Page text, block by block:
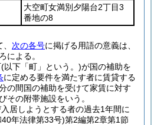
大空町女満別夕陽台2丁目3
番地の8
次の各号に掲げる用語の意義は、
による。
(以下「町」という。)が国の補助を
に定める要件を満たす者に賃貸する
の間国の補助を受けて家賃に対す
その附帯施設をいう。
居しようとする者の過去1年間に
年法律第33号)第2編第2章第1節